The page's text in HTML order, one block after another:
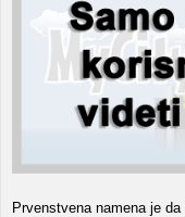
Prvenstvena namena je